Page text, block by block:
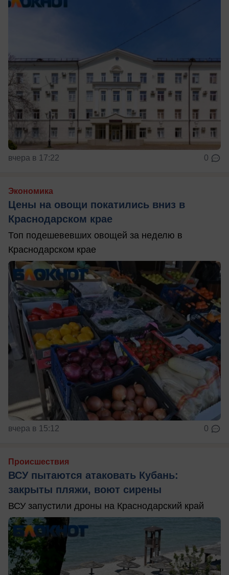
вчера в 17:22 0
Экономика
Цены на овощи покатились вниз в
Краснодарском крае
Топ подешевевших овощей за неделю в
Краснодарском крае
вчера в 15:12 0
Происшествия
ВСУ пытаются атаковать Кубань:
закрыты пляжи, воют сирены
ВСУ запустили дроны на Краснодарский край